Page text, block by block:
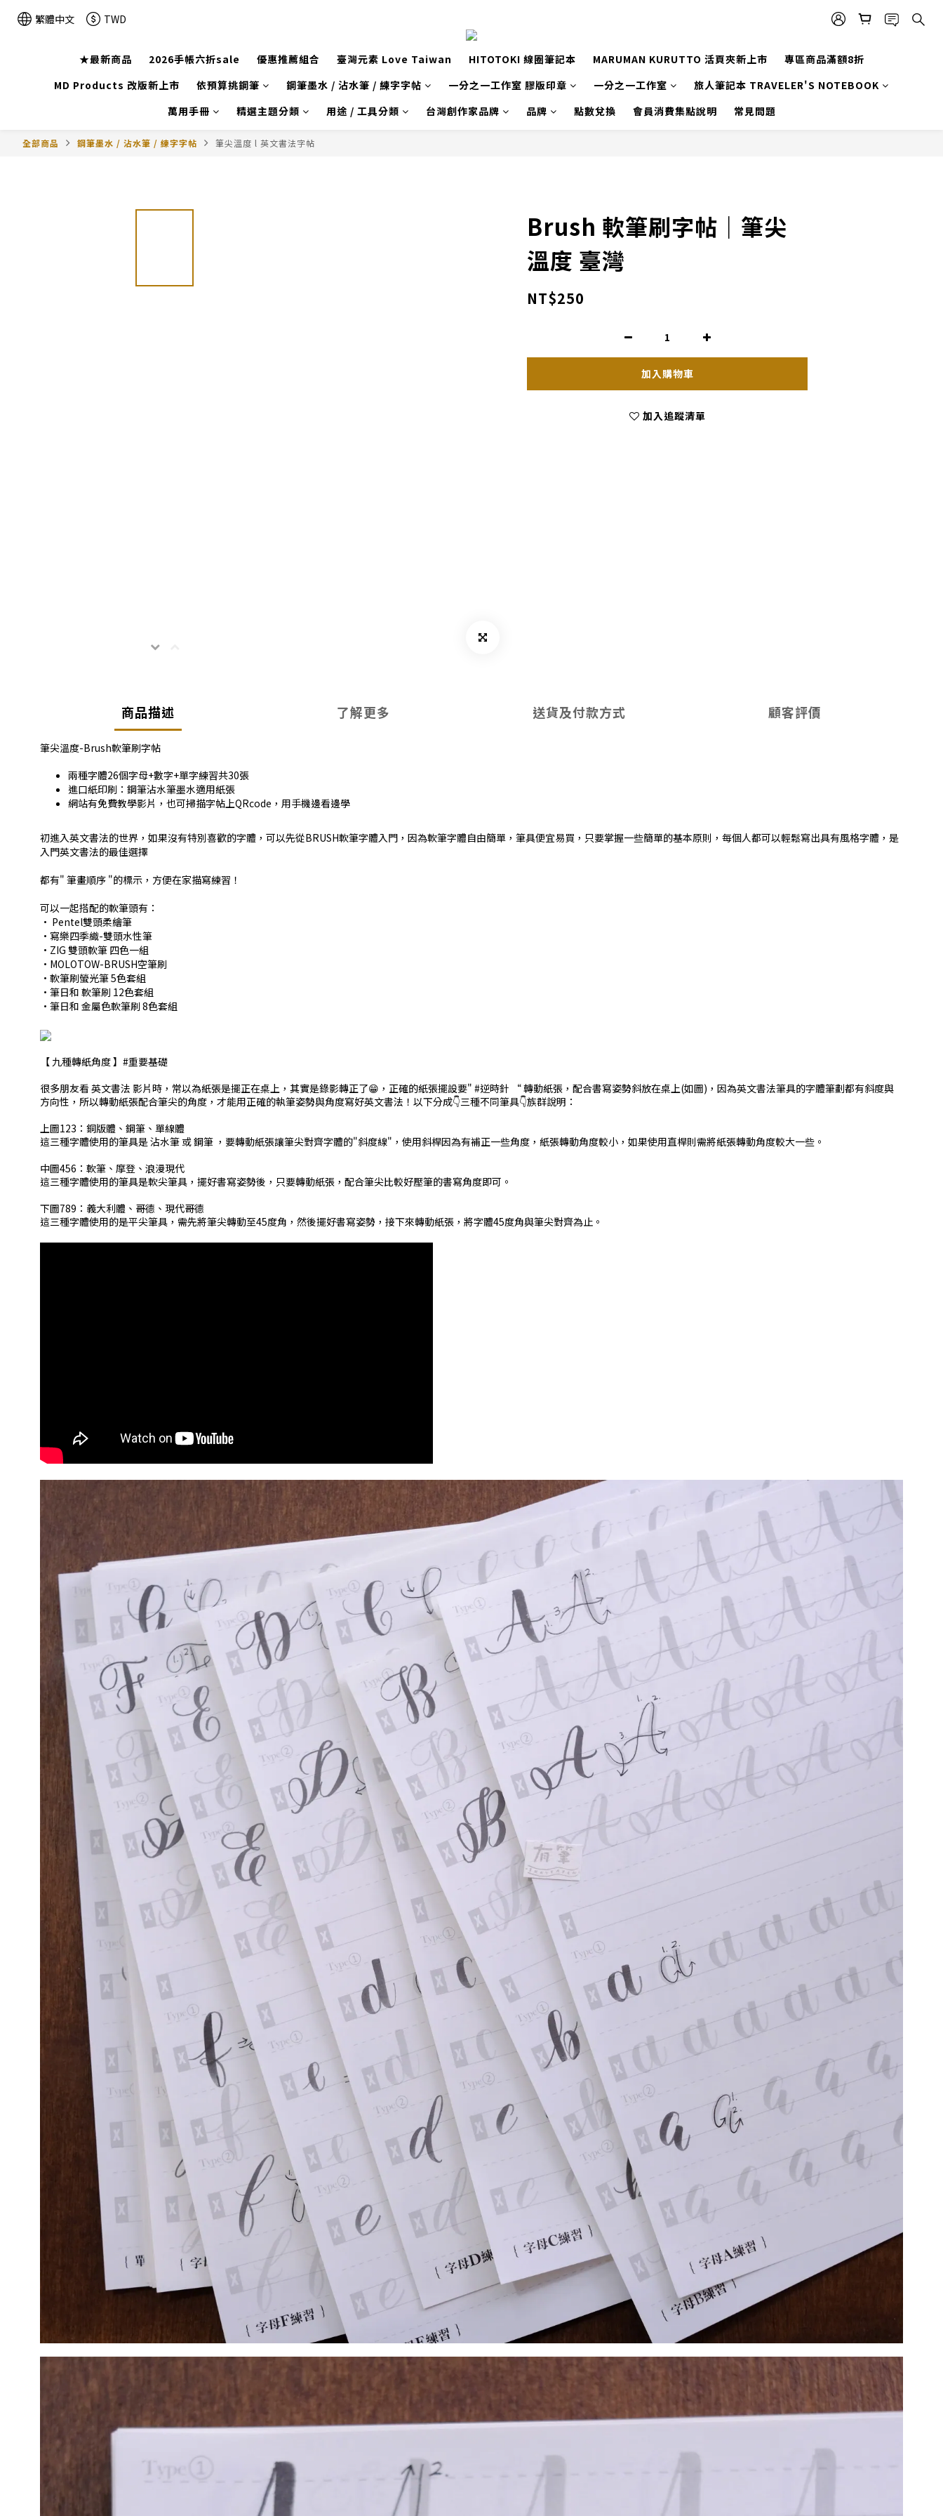
繁體中文 TWD
★最新商品 2026手帳六折sale 優惠推薦組合 臺灣元素 Love Taiwan HITOTOKI 線圈筆記本 MARUMAN KURUTTO 活頁夾新上市
專區商品滿額8折
MD Products 改版新上市
依預算挑鋼筆 鋼筆墨水 / 沾水筆 / 練字字帖 一分之一工作室 膠版印章 一分之一工作室
旅人筆記本 TRAVELER'S NOTEBOOK
萬用手冊
精選主題分類 用途 / 工具分類 台灣創作家品牌 品牌 點數兌換 會員消費集點說明 常見問題
全部商品 鋼筆墨水 / 沾水筆 / 練字字帖 筆尖溫度 l 英文書法字帖
Brush 軟筆刷字帖｜筆尖
溫度 臺灣
NT$250
加入購物車
加入追蹤清單
商品描述 了解更多 送貨及付款方式 顧客評價
筆尖溫度-Brush軟筆刷字帖
兩種字體26個字母+數字+單字練習共30張
進口紙印刷：鋼筆沾水筆墨水適用紙張
網站有免費教學影片，也可掃描字帖上QRcode，用手機邊看邊學
初進入英文書法的世界，如果沒有特別喜歡的字體，可以先從BRUSH軟筆字體入門，因為軟筆字體自由簡單，筆具便宜易買，只要掌握一些簡單的基本原則，每個人都可以輕鬆寫出具有風格字體，是
入門英文書法的最佳選擇
都有" 筆畫順序 "的標示，方便在家描寫練習！
可以一起搭配的軟筆頭有：
• Pentel雙頭柔繪筆
•寫樂四季織-雙頭水性筆
•ZIG 雙頭軟筆 四色一組
•MOLOTOW-BRUSH空筆刷
•軟筆刷螢光筆 5色套組
•筆日和 軟筆刷 12色套組
•筆日和 金屬色軟筆刷 8色套組
【 九種轉紙角度 】#重要基礎
很多朋友看 英文書法 影片時，常以為紙張是擺正在桌上，其實是錄影轉正了😁，正確的紙張擺設要" #逆時針 “ 轉動紙張，配合書寫姿勢斜放在桌上(如圖)，因為英文書法筆具的字體筆劃都有斜度與
方向性，所以轉動紙張配合筆尖的角度，才能用正確的執筆姿勢與角度寫好英文書法！以下分成👇三種不同筆具👇族群說明：
上圖123：銅版體、鋼筆、單線體
這三種字體使用的筆具是 沾水筆 或 鋼筆 ，要轉動紙張讓筆尖對齊字體的"斜度線"，使用斜桿因為有補正一些角度，紙張轉動角度較小，如果使用直桿則需將紙張轉動角度較大一些。
中圖456：軟筆、摩登、浪漫現代
這三種字體使用的筆具是軟尖筆具，擺好書寫姿勢後，只要轉動紙張，配合筆尖比較好壓筆的書寫角度即可。
下圖789：義大利體、哥德、現代哥德
這三種字體使用的是平尖筆具，需先將筆尖轉動至45度角，然後擺好書寫姿勢，接下來轉動紙張，將字體45度角與筆尖對齊為止。